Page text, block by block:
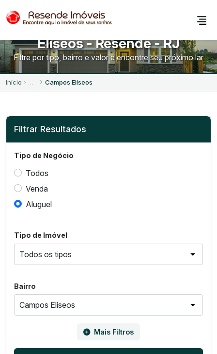
Imóveis para Alugar no Campos
Elíseos - Resende - RJ
Filtre por tipo, bairro e valor e encontre seu próximo lar
Início Campos Elíseos
Filtrar Resultados
Tipo de Negócio
Todos
Venda
Aluguel
Tipo de Imóvel
Bairro
Mais Filtros